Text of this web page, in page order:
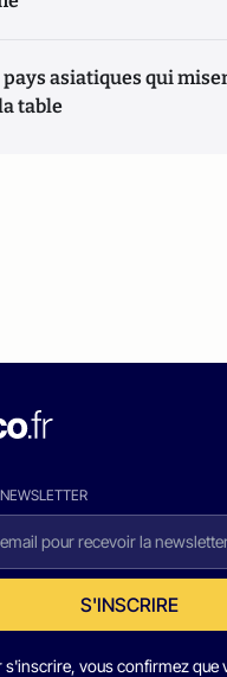
pays asiatiques qui
table
S'INSCRIRE
s'inscrire, vous confirmez que